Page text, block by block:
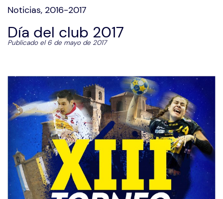
Noticias, 2016-2017
Día del club 2017
Publicado el 6 de mayo de 2017